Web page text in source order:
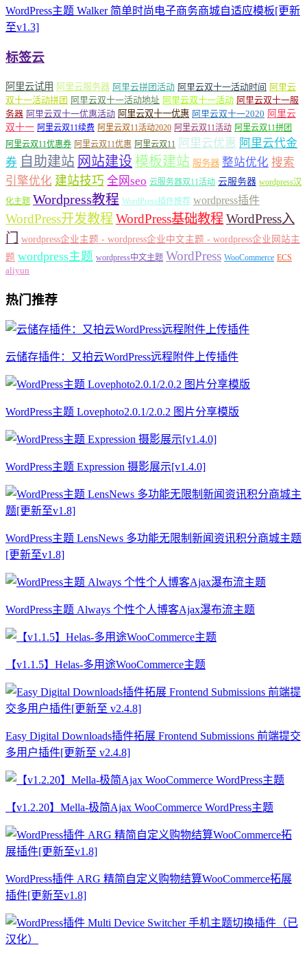
WordPress主题 Walker 简单时尚电子商务商城自适应模板[更新
至v1.3]
标签云
阿里云试用 阿里云服务器 阿里云拼团活动 阿里云双十一活动时间 阿里云
双十一活动拼团 阿里云双十一活动地址 阿里云双十一活动 阿里云双十一服
务器 阿里云双十一优惠活动 阿里云双十一优惠 阿里云双十一2020 阿里云
双十一 阿里云双11续费 阿里云双11活动2020 阿里云双11活动 阿里云双11拼团
阿里云双11优惠券 阿里云双11优惠 阿里云双11 阿里云优惠 阿里云代金
券 自助建站 网站建设 模板建站 服务器 整站优化 搜索
引擎优化 建站技巧 全网seo 云服务器双11活动 云服务器 wordpress汉
化主题 Wordpress教程 WordPress插件推荐 wordpress插件
WordPress开发教程WordPress基础教程WordPress入
门
wordpress企业主题 - wordpress企业中文主题 - wordpress企业网站主
题 wordpress主题 wordpress中文主题 WordPress WooCommerce ECS
aliyun
热门推荐
云储存插件：又拍云WordPress远程附件上传插件
WordPress主题 Lovephoto2.0.1/2.0.2 图片分享模版
WordPress主题 Expression 摄影展示[v1.4.0]
WordPress主题 LensNews 多功能无限制新闻资讯积分商城主题
[更新至v1.8]
WordPress主题 Always 个性个人博客Ajax瀑布流主题
【v1.1.5】Helas-多用途WooCommerce主题
Easy Digital Downloads插件拓展 Frontend Submissions 前端提交
多用户插件[更新至 v2.4.8]
【v1.2.20】Mella-极简Ajax WooCommerce WordPress主题
WordPress插件 ARG 精简自定义购物结算WooCommerce拓展
插件[更新至v1.8]